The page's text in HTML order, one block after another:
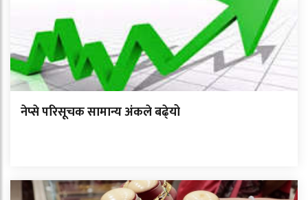
नेप्से परिसूचक सामान्य अंकले बढे्यो